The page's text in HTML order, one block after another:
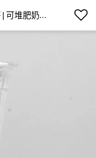
一次性杯子批发 | 可生物降解咖啡杯 | 可堆肥奶茶杯 | 采用可再生材料生产 | 可持续发展工厂